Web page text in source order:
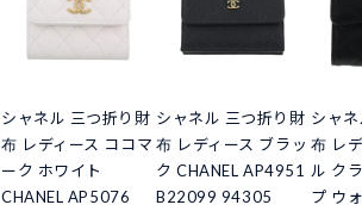
シャネル 三つ折り財
布 レディース ココマ
ーク ホワイト
CHANEL AP5076
シャネル 三つ折り財
布 レディース ブラッ
ク CHANEL AP4951
B22099 94305
シャ
布 レ
ル ク
プ ウ